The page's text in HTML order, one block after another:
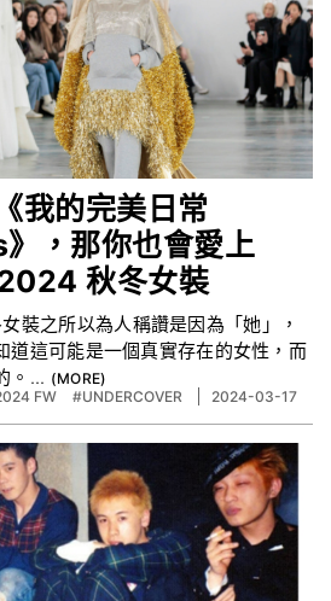
我的完美日常
，那你也會愛上
秋冬女裝
裝之所以為人稱讚是因為「她」，
道這可能是一個真實存在的女性，而
。...
FW #UNDERCOVER 2024-03-17